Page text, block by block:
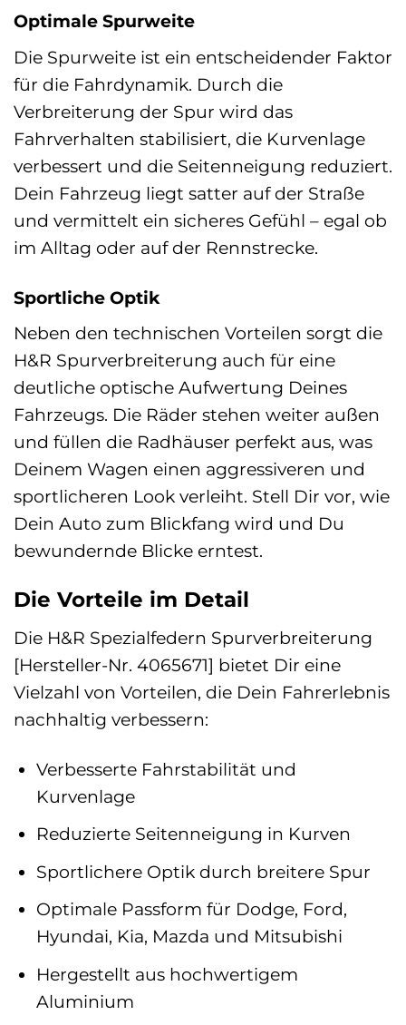
Optimale Spurweite
Die Spurweite ist ein entscheidender Faktor
für die Fahrdynamik. Durch die
Verbreiterung der Spur wird das
Fahrverhalten stabilisiert, die Kurvenlage
verbessert und die Seitenneigung reduziert.
Dein Fahrzeug liegt satter auf der Straße
und vermittelt ein sicheres Gefühl – egal ob
im Alltag oder auf der Rennstrecke.
Sportliche Optik
Neben den technischen Vorteilen sorgt die
H&R Spurverbreiterung auch für eine
deutliche optische Aufwertung Deines
Fahrzeugs. Die Räder stehen weiter außen
und füllen die Radhäuser perfekt aus, was
Deinem Wagen einen aggressiveren und
sportlicheren Look verleiht. Stell Dir vor, wie
Dein Auto zum Blickfang wird und Du
bewundernde Blicke erntest.
Die Vorteile im Detail
Die H&R Spezialfedern Spurverbreiterung
[Hersteller-Nr. 4065671] bietet Dir eine
Vielzahl von Vorteilen, die Dein Fahrerlebnis
nachhaltig verbessern:
Verbesserte Fahrstabilität und
Kurvenlage
Reduzierte Seitenneigung in Kurven
Sportlichere Optik durch breitere Spur
Optimale Passform für Dodge, Ford,
Hyundai, Kia, Mazda und Mitsubishi
Hergestellt aus hochwertigem
Aluminium